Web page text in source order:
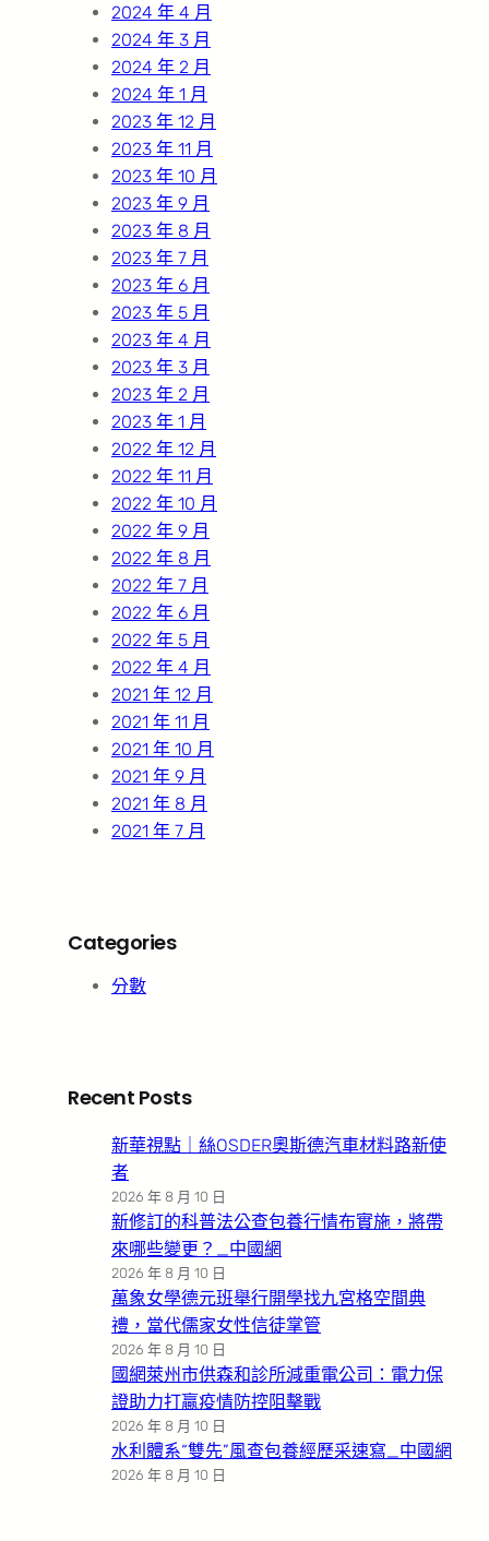
2024 年 4 月
2024 年 3 月
2024 年 2 月
2024 年 1 月
2023 年 12 月
2023 年 11 月
2023 年 10 月
2023 年 9 月
2023 年 8 月
2023 年 7 月
2023 年 6 月
2023 年 5 月
2023 年 4 月
2023 年 3 月
2023 年 2 月
2023 年 1 月
2022 年 12 月
2022 年 11 月
2022 年 10 月
2022 年 9 月
2022 年 8 月
2022 年 7 月
2022 年 6 月
2022 年 5 月
2022 年 4 月
2021 年 12 月
2021 年 11 月
2021 年 10 月
2021 年 9 月
2021 年 8 月
2021 年 7 月
Categories
分數
Recent Posts
新華視點｜絲OSDER奧斯德汽車材料路新使
者
2026 年 8 月 10 日
新修訂的科普法公查包養行情布實施，將帶
來哪些變更？_中國網
2026 年 8 月 10 日
萬象女學德元班舉行開學找九宮格空間典
禮，當代儒家女性信徒掌管
2026 年 8 月 10 日
國網萊州市供森和診所減重電公司：電力保
證助力打贏疫情防控阻擊戰
2026 年 8 月 10 日
水利體系“雙先”風查包養經歷采速寫_中國網
2026 年 8 月 10 日